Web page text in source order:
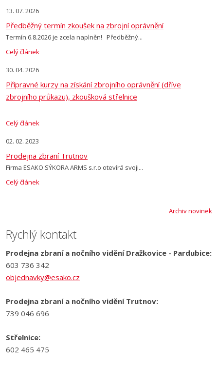
13. 07. 2026
Předběžný termín zkoušek na zbrojní oprávnění
Termín 6.8.2026 je zcela naplněn! Předběžný...
Celý článek
30. 04. 2026
Přípravné kurzy na získání zbrojního oprávnění (dříve
zbrojního průkazu), zkoušková střelnice
Celý článek
02. 02. 2023
Prodejna zbraní Trutnov
Firma ESAKO SÝKORA ARMS s.r.o otevírá svoji...
Celý článek
Archiv novinek
Rychlý kontakt
Prodejna zbraní a nočního vidění Dražkovice - Pardubice:
603 736 342
objednavky@esako.cz
Prodejna zbraní a nočního vidění Trutnov:
739 046 696
Střelnice:
602 465 475